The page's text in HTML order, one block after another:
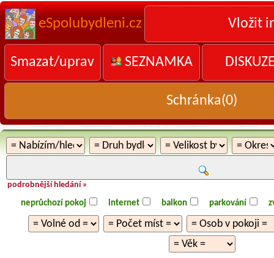
eSpolubydleni.cz Vložit
Smazat/uprav SEZNAMKA
Schránka(0)
podrobnější hledání »
neprůchozí pokoj internet balkon parkování